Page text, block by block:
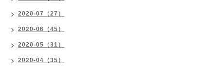
2020-07（27）
2020-06（45）
2020-05（31）
2020-04（35）